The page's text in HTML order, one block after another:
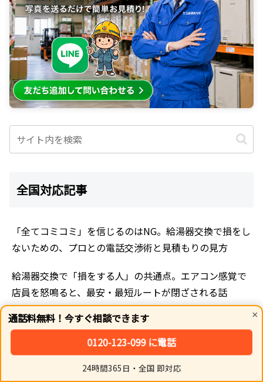
×
通話料無料！今すぐ相談できます
0120-123-099 に電話
24時間365日・全国 即対応
全国対応記事
「全てコミコミ」を信じるのはNG。給湯器交換で損をし
ないための、プロとの電話交渉術と見積もりの見方
給湯器交換で「損をする人」の共通点。エアコン感覚で
店員を怒鳴ると、最安・最短ルートが閉ざされる話
給湯器の「納期1週間」は嘘？メーカーも隠す「互換性
パズル」と在庫なしでも即日お湯を出す裏技
「必ず当日にお湯が出るようにする」給湯器の在庫切れ
シェア トップ